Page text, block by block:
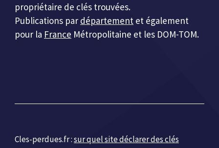
propriétaire de clés trouvées.
Publications par département et également
pour la France Métropolitaine et les DOM-TOM.
Cles-perdues.fr :sur quel site déclarer des clés